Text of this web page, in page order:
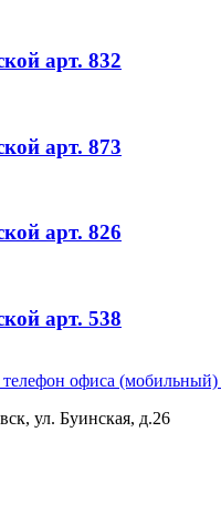
арт. 832
арт. 873
арт. 826
арт. 538
телефон офиса (мобильный)
ул. Буинская, д.26